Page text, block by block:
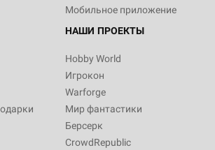
Мобильное приложение
НАШИ ПРОЕКТЫ
Hobby World
Игрокон
Warforge
Мир фантастики
Берсерк
CrowdRepublic